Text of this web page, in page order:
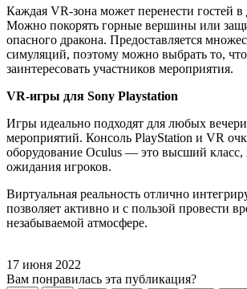
Каждая VR-зона может перенести гостей
Можно покорять горные вершины или
опасного дракона. Предоставляется
симуляций, поэтому можно выбрать то,
заинтересовать участников мероприятия.
VR-игры для Sony Playstation
Игры идеально подходят для любых
мероприятий. Консоль PlayStation и VR
оборудование Oculus — это высший класс,
ожидания игроков.
Виртуальная реальность отлично
позволяет активно и с пользой провести
незабываемой атмосфере.
17 июня 2022
Вам понравилась эта публикация?